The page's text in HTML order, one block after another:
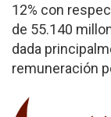
12% con
de 55.140
dada
remuneración